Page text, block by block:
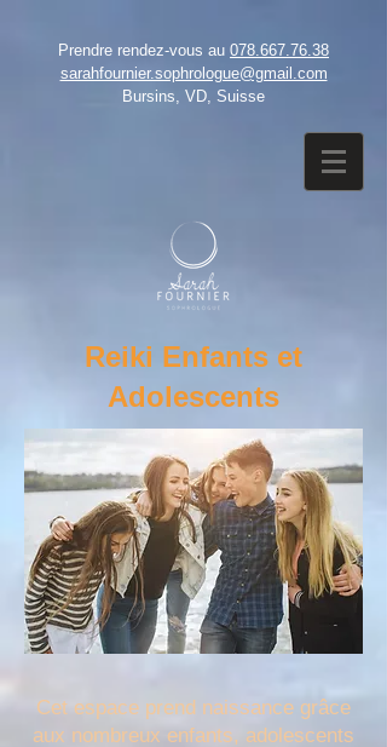
Prendre rendez-vous au 078.667.76.38
sarahfournier.sophrologue@gmail.com
Bursins, VD, Suisse​
Reiki Enfants et
Adolescents
Cet espace prend naissance grâce
aux nombreux enfants, adolescents